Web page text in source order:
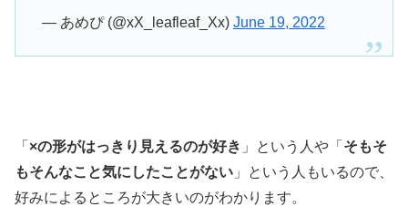
— あめぴ (@xX_leafleaf_Xx) June 19, 2022
「 ×の形がはっきり見えるのが好き 」という人や「 そもそ
もそんなこと気にしたことがない 」という人もいるので、
好みによるところが大きいのがわかります。